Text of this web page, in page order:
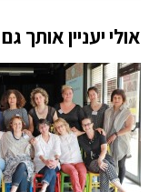
אולי יעניין אותך גם